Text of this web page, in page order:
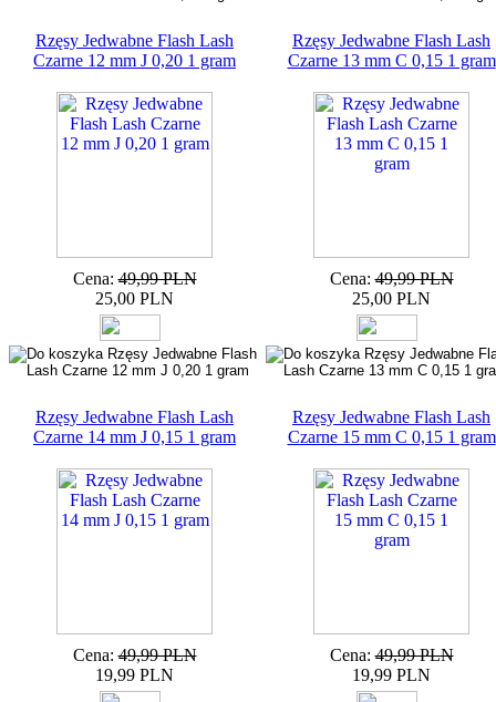
Rzęsy Jedwabne Flash Lash
Czarne 12 mm J 0,20 1 gram
Cena: 49,99 PLN
25,00 PLN
Rzęsy Jedwabne Flash Lash
Czarne 13 mm C 0,15 1 gram
Cena: 49,99 PLN
25,00 PLN
Rzęsy Jedwabne Flash Lash
Czarne 14 mm J 0,15 1 gram
Cena: 49,99 PLN
19,99 PLN
Rzęsy Jedwabne Flash Lash
Czarne 15 mm C 0,15 1 gram
Cena: 49,99 PLN
19,99 PLN